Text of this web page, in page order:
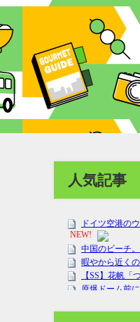
人気記事